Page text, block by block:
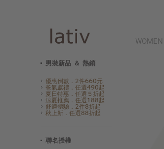
WOMEN
男裝新品 ＆ 熱銷
優惠倒數．2件660元
爸氣獻禮．任選490起
夏日特惠．任選５折起
涼夏推薦．任選188起
舒適體驗．2件8折起
秋上新．任選88折起
聯名授權